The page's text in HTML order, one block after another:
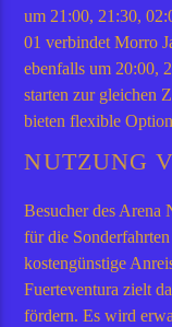
um 21:00, 21:30,
01 verbindet Morro
ebenfalls um 20:00,
starten zur gleichen
bieten flexible
NUTZUNG
Besucher des Arena
für die
kostengünstige
Fuerteventura zielt
fördern. Es wird